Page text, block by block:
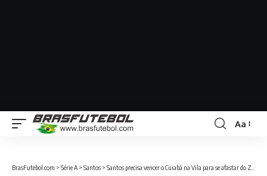
Aa
BrasFutebol.com > Série A > Santos > Santos precisa vencer o Cuiabá na Vila para se afastar do Z-4 do Brasileirão